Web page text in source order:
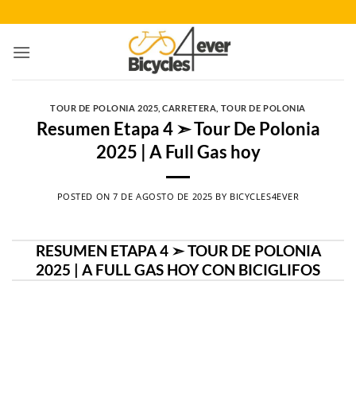
al
contenido
TOUR DE POLONIA 2025 ,CARRETERA TOUR DE POLONIA
Resumen Etapa 4 ➣ Tour De Polonia
2025 | A Full Gas hoy
POSTED ON7 DE AGOSTO DE 2025 BY BICYCLES4EVER
RESUMEN ETAPA 4 ➣ TOUR DE POLONIA
2025 | A FULL GAS HOY CON BICIGLIFOS